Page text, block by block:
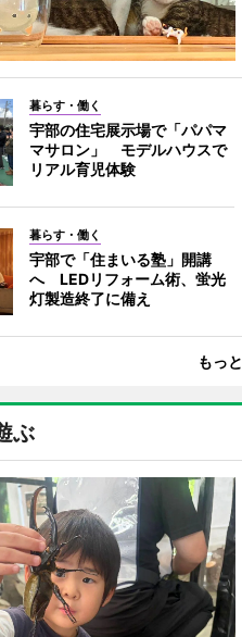
暮らす・働く
宇部の住宅展示場で「パパマ
マサロン」 モデルハウスで
リアル育児体験
暮らす・働く
宇部で「住まいる塾」開講
へ LEDリフォーム術、蛍光
灯製造終了に備え
もっ
ぶ